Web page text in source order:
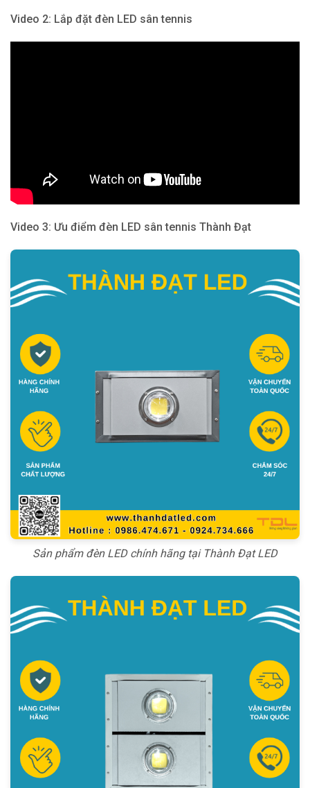
Video 2: Lắp đặt đèn LED sân tennis
Video 3: Ưu điểm đèn LED sân tennis Thành Đạt
Sản phẩm đèn LED chính hãng tại Thành Đạt LED